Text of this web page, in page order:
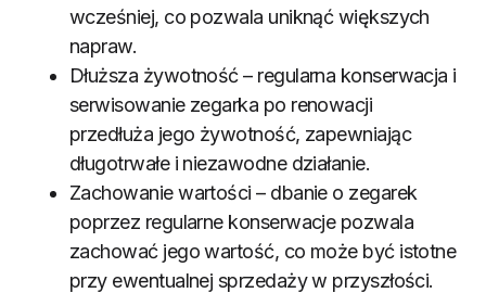
wcześniej, co pozwala uniknąć większych
napraw.
Dłuższa żywotność – regularna konserwacja i
serwisowanie zegarka po renowacji
przedłuża jego żywotność, zapewniając
długotrwałe i niezawodne działanie.
Zachowanie wartości – dbanie o zegarek
poprzez regularne konserwacje pozwala
zachować jego wartość, co może być istotne
przy ewentualnej sprzedaży w przyszłości.